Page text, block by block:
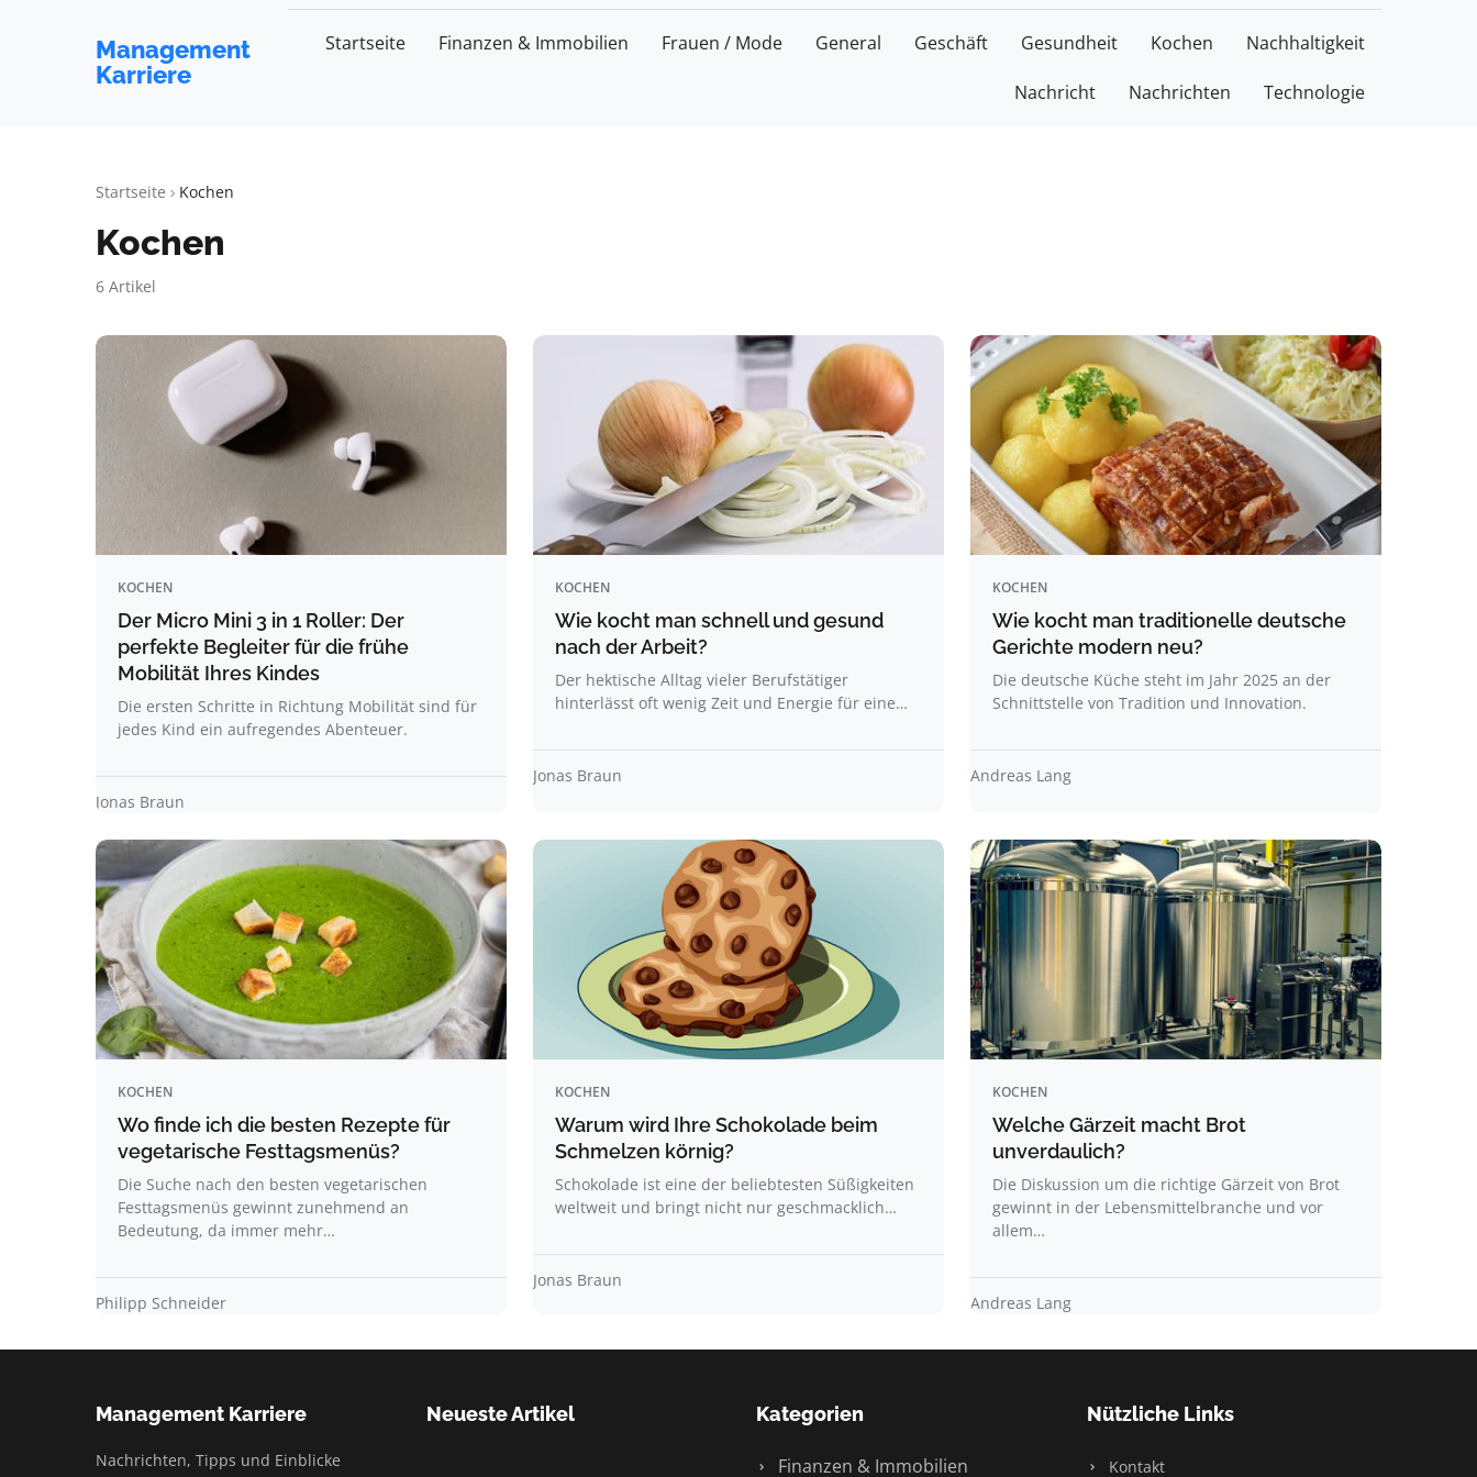
Management
Karriere
Startseite Finanzen & Immobilien Frauen / Mode General Geschäft Gesundheit Kochen Nachhaltigkeit
Nachricht Nachrichten Technologie
Startseite Kochen
Kochen
6 Artikel
KOCHEN
Der Micro Mini 3 in 1 Roller: Der
perfekte Begleiter für die frühe
Mobilität Ihres Kindes
Die ersten Schritte in Richtung Mobilität sind für
jedes Kind ein aufregendes Abenteuer.
Jonas Braun
KOCHEN
Wie kocht man schnell und gesund
nach der Arbeit?
Der hektische Alltag vieler Berufstätiger
hinterlässt oft wenig Zeit und Energie für eine…
Jonas Braun
KOCHEN
Wie kocht man traditionelle deutsche
Gerichte modern neu?
Die deutsche Küche steht im Jahr 2025 an der
Schnittstelle von Tradition und Innovation.
Andreas Lang
KOCHEN
Wo finde ich die besten Rezepte für
vegetarische Festtagsmenüs?
Die Suche nach den besten vegetarischen
Festtagsmenüs gewinnt zunehmend an
Bedeutung, da immer mehr…
Philipp Schneider
KOCHEN
Warum wird Ihre Schokolade beim
Schmelzen körnig?
Schokolade ist eine der beliebtesten Süßigkeiten
weltweit und bringt nicht nur geschmacklich…
Jonas Braun
KOCHEN
Welche Gärzeit macht Brot
unverdaulich?
Die Diskussion um die richtige Gärzeit von Brot
gewinnt in der Lebensmittelbranche und vor
allem…
Andreas Lang
Management Karriere
Nachrichten, Tipps und Einblicke
Neueste Artikel Kategorien
Finanzen & Immobilien
Nützliche Links
Kontakt